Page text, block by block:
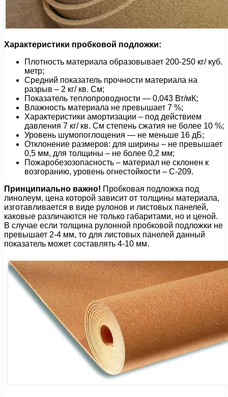
Характеристики пробковой подложки:
Плотность материала образовывает 200-250 кг/ куб.
метр;
Средний показатель прочности материала на
разрыв – 2 кг/ кв. См;
Показатель теплопроводности — 0,043 Вт/мК;
Влажность материала не превышает 7 %;
Характеристики амортизации – под действием
давления 7 кг/ кв. См степень сжатия не более 10 %;
Уровень шумопоглощения — не меньше 16 дБ;
Отклонение размеров: для ширины – не превышает
0,5 мм, для толщины – не более 0,2 мм;
Пожаробезозопасность – материал не склонен к
возгоранию, уровень огнестойкости – С-209.
Принципиально важно! Пробковая подложка под
линолеум, цена которой зависит от толщины материала,
изготавливается в виде рулонов и листовых панелей,
каковые различаются не только габаритами, но и ценой.
В случае если толщина рулонной пробковой подложки не
превышает 2-4 мм, то для листовых панелей данный
показатель может составлять 4-10 мм.